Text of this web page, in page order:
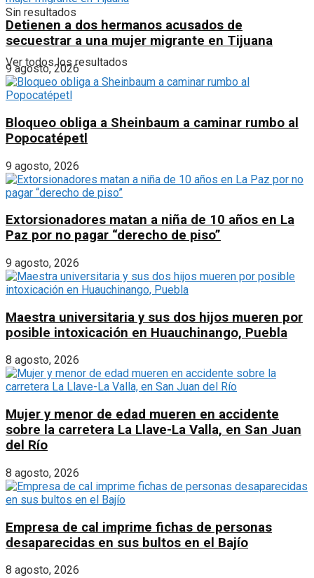
Sin resultados
Ver todos los resultados
Detienen a dos hermanos acusados de
secuestrar a una mujer migrante en Tijuana
9 agosto, 2026
Bloqueo obliga a Sheinbaum a caminar rumbo al
Popocatépetl
9 agosto, 2026
Extorsionadores matan a niña de 10 años en La
Paz por no pagar “derecho de piso”
9 agosto, 2026
Maestra universitaria y sus dos hijos mueren por
posible intoxicación en Huauchinango, Puebla
8 agosto, 2026
Mujer y menor de edad mueren en accidente
sobre la carretera La Llave-La Valla, en San Juan
del Río
8 agosto, 2026
Empresa de cal imprime fichas de personas
desaparecidas en sus bultos en el Bajío
8 agosto, 2026